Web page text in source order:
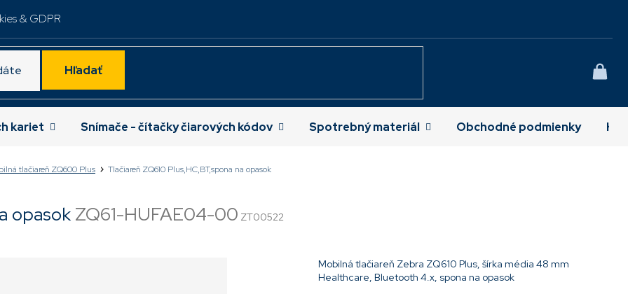
& GDPR
Hľadať
kariet Snímače - čítačky čiarových kódov Spotrebný materiál Obchodné podmienky
tlačiareň ZQ600 Plus Tlačiareň ZQ610 Plus,HC,BT,spona na opasok
opasok ZQ61-HUFAE04-00 ZT00522
Mobilná tlačiareň Zebra ZQ610 Plus, šírka média 48 mm
Healthcare, Bluetooth 4.x, spona na opasok